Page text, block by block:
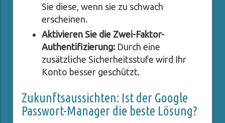
Sie diese, wenn sie zu schwach
erscheinen.
Aktivieren Sie die Zwei-Faktor-
Authentifizierung: Durch eine
zusätzliche Sicherheitsstufe wird Ihr
Konto besser geschützt.
Zukunftsaussichten: Ist der Google
Passwort-Manager die beste Lösung?